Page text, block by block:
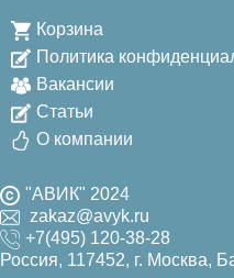
Корзина
Политика
Вакансии
Статьи
О компании
"АВИК" 2024
zakaz@avyk.ru
+7(495) 120-38-28
Россия, 117452, г. Москва,